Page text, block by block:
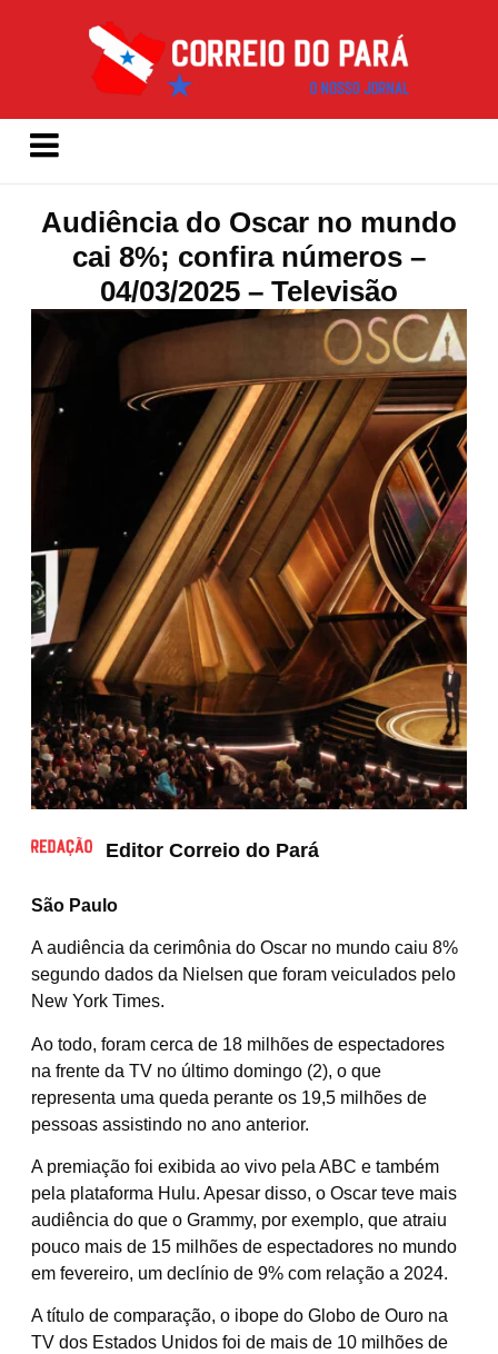
Audiência do Oscar no mundo
cai 8%; confira números –
04/03/2025 – Televisão
Editor Correio do Pará
São Paulo
A audiência da cerimônia do Oscar no mundo caiu 8%
segundo dados da Nielsen que foram veiculados pelo
New York Times.
Ao todo, foram cerca de 18 milhões de espectadores
na frente da TV no último domingo (2), o que
representa uma queda perante os 19,5 milhões de
pessoas assistindo no ano anterior.
A premiação foi exibida ao vivo pela ABC e também
pela plataforma Hulu. Apesar disso, o Oscar teve mais
audiência do que o Grammy, por exemplo, que atraiu
pouco mais de 15 milhões de espectadores no mundo
em fevereiro, um declínio de 9% com relação a 2024.
A título de comparação, o ibope do Globo de Ouro na
TV dos Estados Unidos foi de mais de 10 milhões de